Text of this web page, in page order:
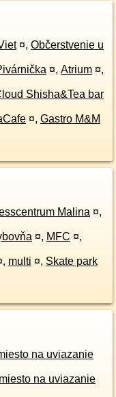
¤, Občerstvenie u
¤, Atrium ¤,
Shisha&Tea bar
¤, Gastro M&M
Malina ¤,
¤, MFC ¤,
, multi ¤, Skate park
na uviazanie
miesto na uviazanie